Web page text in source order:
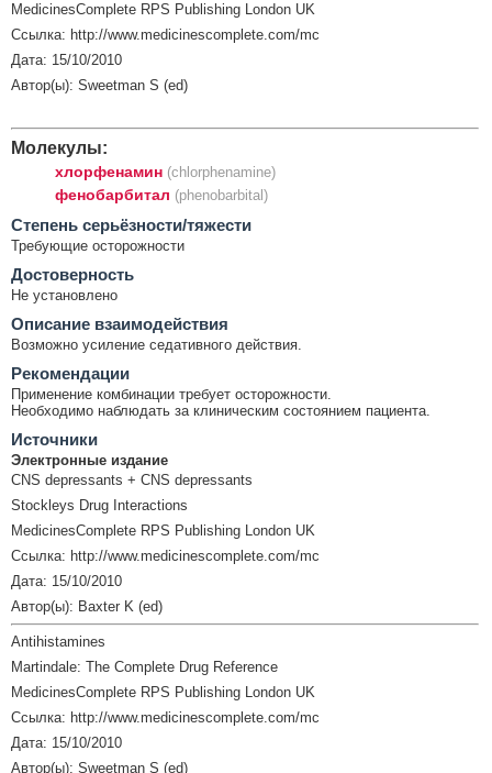
MedicinesComplete RPS Publishing London UK
Ссылка: http://www.medicinescomplete.com/mc
Дата: 15/10/2010
Автор(ы): Sweetman S (ed)
Молекулы:
хлорфенамин (chlorphenamine)
фенобарбитал (phenobarbital)
Cтепень серьёзности/тяжести
Требующие осторожности
Достоверность
Не установлено
Описание взаимодействия
Возможно усиление седативного действия.
Рекомендации
Применение комбинации требует осторожности.
Необходимо наблюдать за клиническим состоянием пациента.
Источники
Электронные издание
CNS depressants + CNS depressants
Stockleys Drug Interactions
MedicinesComplete RPS Publishing London UK
Ссылка: http://www.medicinescomplete.com/mc
Дата: 15/10/2010
Автор(ы): Baxter K (ed)
Antihistamines
Martindale: The Complete Drug Reference
MedicinesComplete RPS Publishing London UK
Ссылка: http://www.medicinescomplete.com/mc
Дата: 15/10/2010
Автор(ы): Sweetman S (ed)